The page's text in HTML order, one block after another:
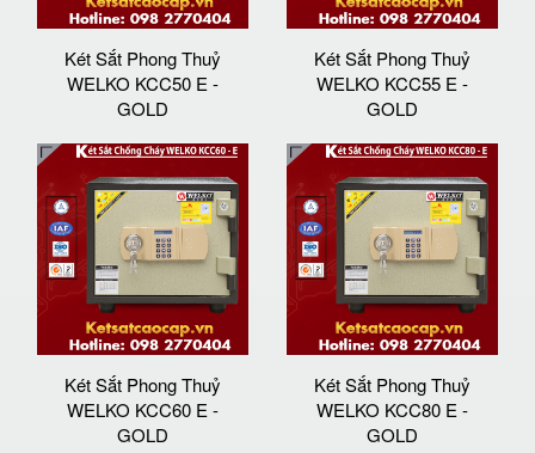
Két Sắt Phong Thuỷ
WELKO KCC50 E -
GOLD
Két Sắt Phong Thuỷ
WELKO KCC55 E -
GOLD
Két Sắt Phong Thuỷ
WELKO KCC60 E -
GOLD
Két Sắt Phong Thuỷ
WELKO KCC80 E -
GOLD